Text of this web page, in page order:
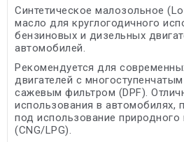
Синтетическое малозольное
масло для круглогодичного
бензиновых и дизельных
автомобилей.
Рекомендуется для
двигателей с
сажевым фильтром (DPF).
использования в автомобилях,
под использование
(CNG/LPG).